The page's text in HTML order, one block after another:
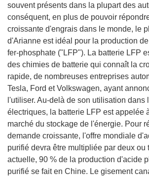
souvent présents dans la plupart des
conséquent, en plus de pouvoir
croissante d'engrais dans le monde, le
d'Arianne est idéal pour la production
fer-phosphate ("LFP"). La batterie LFP
des chimies de batterie qui connaît la
rapide, de nombreuses entreprises
Tesla, Ford et Volkswagen, ayant
l'utiliser. Au-delà de son utilisation dans
électriques, la batterie LFP est appelée
marché du stockage de l'énergie. Pour
demande croissante, l'offre mondiale
purifié devra être multipliée par deux ou
actuelle, 90 % de la production d'acide
purifié se fait en Chine. Le gisement